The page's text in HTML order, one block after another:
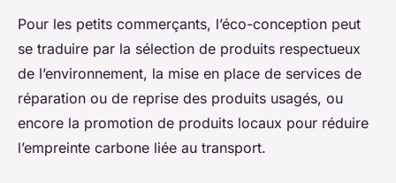
Pour les petits commerçants, l’éco-conception peut
se traduire par la sélection de produits respectueux
de l’environnement, la mise en place de services de
réparation ou de reprise des produits usagés, ou
encore la promotion de produits locaux pour réduire
l’empreinte carbone liée au transport.